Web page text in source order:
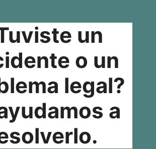
un
o un
legal?
a